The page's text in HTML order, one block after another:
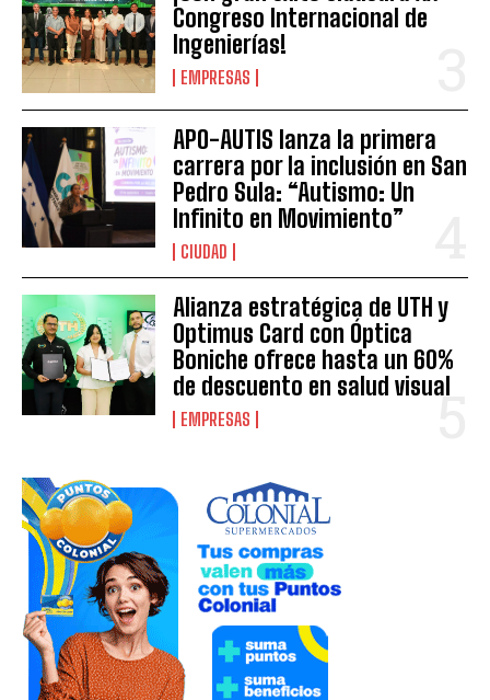
Congreso Internacional de
Ingenierías!
EMPRESAS
APO-AUTIS lanza la primera
carrera por la inclusión en San
Pedro Sula: “Autismo: Un
Infinito en Movimiento”
CIUDAD
Alianza estratégica de UTH y
Optimus Card con Óptica
Boniche ofrece hasta un 60%
de descuento en salud visual
EMPRESAS